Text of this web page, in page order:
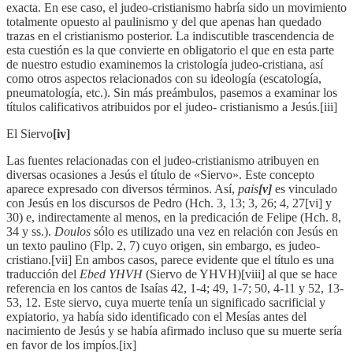
exacta. En ese caso, el judeo-cristianismo habría sido un movimiento
totalmente opuesto al paulinismo y del que apenas han quedado
trazas en el cristianismo posterior. La indiscutible trascendencia de
esta cuestión es la que convierte en obligatorio el que en esta parte
de nuestro estudio examinemos la cristología judeo-cristiana, así
como otros aspectos relacionados con su ideología (escatología,
pneumatología, etc.). Sin más preámbulos, pasemos a examinar los
títulos calificativos atribuidos por el judeo- cristianismo a Jesús.[iii]
El Siervo[iv]
Las fuentes relacionadas con el judeo-cristianismo atribuyen en
diversas ocasiones a Jesús el título de «Siervo». Este concepto
aparece expresado con diversos términos. Así, pais[v] es vinculado
con Jesús en los discursos de Pedro (Hch. 3, 13; 3, 26; 4, 27[vi] y
30) e, indirectamente al menos, en la predicación de Felipe (Hch. 8,
34 y ss.). Doulos sólo es utilizado una vez en relación con Jesús en
un texto paulino (Flp. 2, 7) cuyo origen, sin embargo, es judeo-
cristiano.[vii] En ambos casos, parece evidente que el título es una
traducción del Ebed YHVH (Siervo de YHVH)[viii] al que se hace
referencia en los cantos de Isaías 42, 1-4; 49, 1-7; 50, 4-11 y 52, 13-
53, 12. Este siervo, cuya muerte tenía un significado sacrificial y
expiatorio, ya había sido identificado con el Mesías antes del
nacimiento de Jesús y se había afirmado incluso que su muerte sería
en favor de los impíos.[ix]